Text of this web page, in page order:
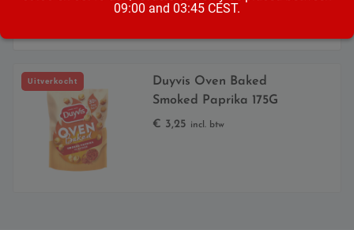
Uitverkocht
Duyvis Oven Baked
Smoked Paprika 175G
€ 3,25 incl. btw
09:00 and 03:45 CEST.